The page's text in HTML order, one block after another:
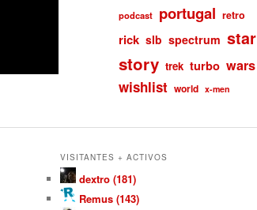
podcast portugal retro
rick slb spectrum star
story trek turbo wars
wishlist world x-men
VISITANTES + ACTIVOS
dextro (181)
Remus (143)